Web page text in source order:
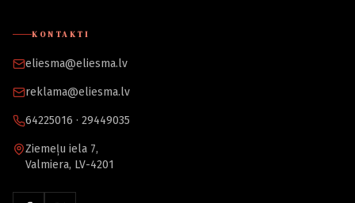
KONTAKTI
eliesma@eliesma.lv
reklama@eliesma.lv
64225016 · 29449035
Ziemeļu iela 7,
Valmiera, LV-4201